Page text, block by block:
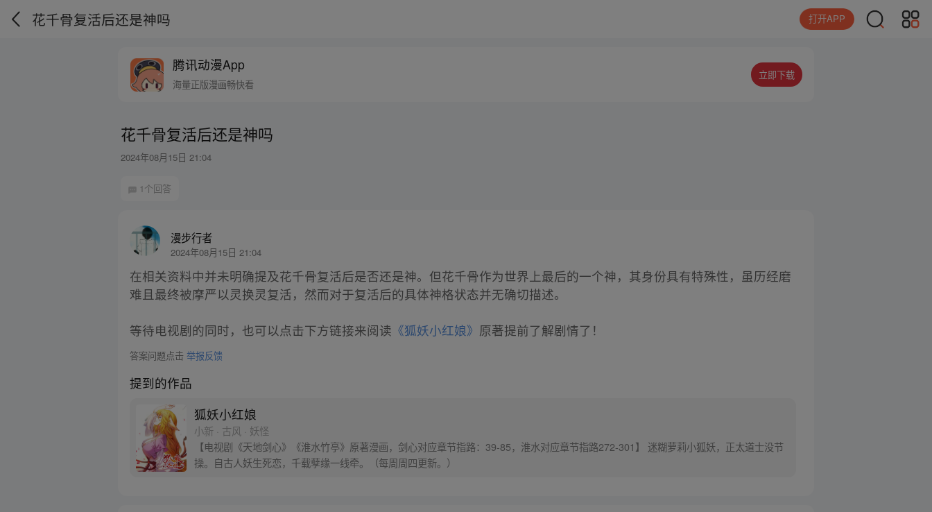
花千骨复活后还是神吗 打开APP
腾讯动漫App
海量正版漫画畅快看
立即下载
花千骨复活后还是神吗
2024年08月15日 21:04
1个回答
漫步行者
2024年08月15日 21:04
在相关资料中并未明确提及花千骨复活后是否还是神。但花千骨作为世界上最后的一个神，其身份具有特殊性，虽历经磨
难且最终被摩严以灵换灵复活，然而对于复活后的具体神格状态并无确切描述。
等待电视剧的同时，也可以点击下方链接来阅读 《狐妖小红娘》 原著提前了解剧情了！
答案问题点击举报反馈
提到的作品
狐妖小红娘
小新 · 古风 · 妖怪
【电视剧《天地剑心》《淮水竹亭》原著漫画，剑心对应章节指路：39-85，淮水对应章节指路272-301】 迷糊萝莉小狐妖，正太道士没节
操。自古人妖生死恋，千载孽缘一线牵。（每周周四更新。）